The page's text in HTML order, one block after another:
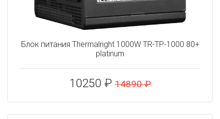
Блок питания Thermalright 1000W TR-TP-1000 80+
platinum
10250 ₽ 14890 ₽